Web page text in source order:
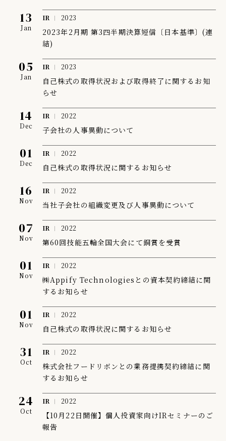
TSIトピックス
Foreign Investor
採用情報
お問い合わせ
13
Jan
IR 2023
2023年2月期 第3四半期決算短信〔日本基準〕(連
結)
05
Jan
IR 2023
自己株式の取得状況および取得終了に関するお知
らせ
14
Dec
IR 2022
子会社の人事異動について
01
Dec
IR 2022
自己株式の取得状況に関するお知らせ
16
Nov
IR 2022
当社子会社の組織変更及び人事異動について
07
Nov
IR 2022
第60回技能五輪全国大会にて銅賞を受賞
01
Nov
IR 2022
㈱Appify Technologiesとの資本契約締結に関
するお知らせ
01
Nov
IR 2022
自己株式の取得状況に関するお知らせ
31
Oct
IR 2022
株式会社フードリボンとの業務提携契約締結に関
するお知らせ
24
Oct
IR 2022
【10月22日開催】個人投資家向けIRセミナーのご
報告